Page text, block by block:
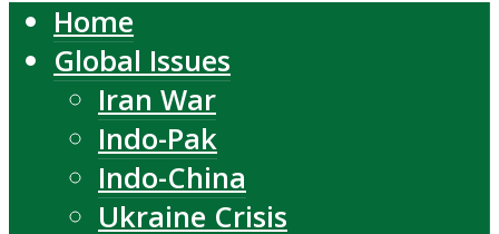
Home
Global Issues
Iran War
Indo-Pak
Indo-China
Ukraine Crisis